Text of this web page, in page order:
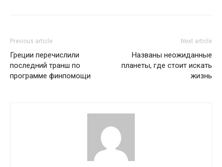
Previous article
Греции перечислили
последний транш по
программе финпомощи
Next article
Названы неожиданные
планеты, где стоит искать
жизнь